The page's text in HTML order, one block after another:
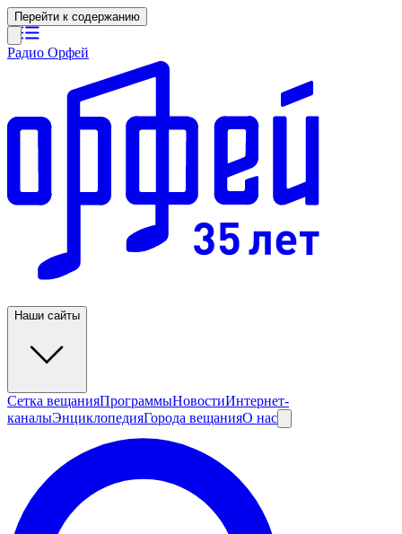
Перейти к содержанию
Радио Орфей
Наши сайты
Сетка вещанияПрограммыНовостиИнтернет-
каналыЭнциклопедияГорода вещанияО нас